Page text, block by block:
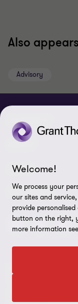
Also
Advisory
CONNECT
Nuestra gente
Contáctenos
Nuestras Oficinas
ABOUT
Acerca de nosotros
Carreras
LEGAL
Exención de
Política de
Certificado LSQA
Preferencias de
SEGUINOS
miembro de Grant
Welcome!
We process your
our sites and
provide
button on the right,
more information